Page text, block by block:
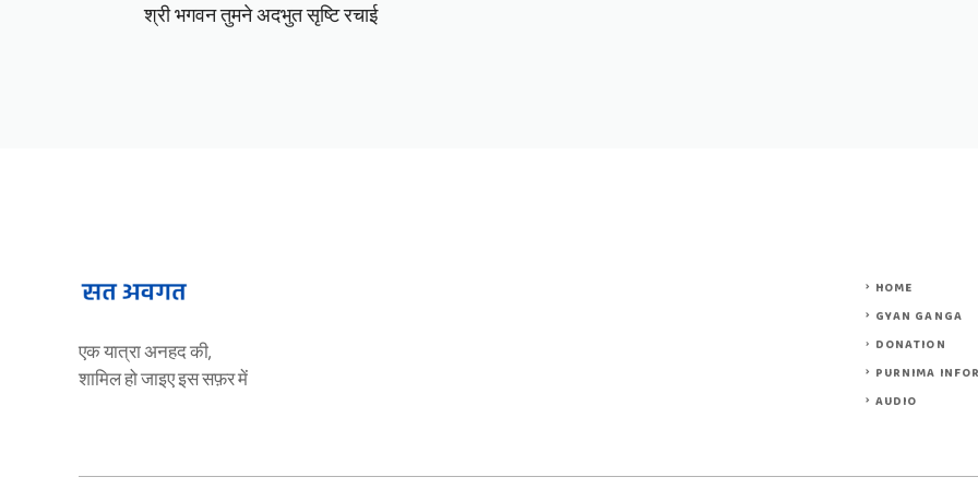
श्री भगवन तुमने अदभुत सृष्टि रचाई
एक यात्रा अनहद की,
शामिल हो जाइए इस सफ़र में
HOME
GYAN GANGA
DONATION
PURNIMA
AUDIO